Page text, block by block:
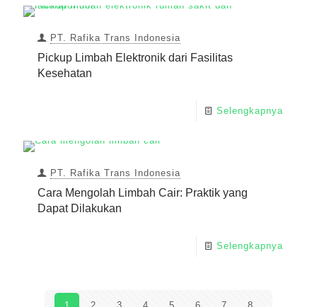
PT. Rafika Trans Indonesia
Pickup Limbah Elektronik dari Fasilitas
Kesehatan
Selengkapnya
PT. Rafika Trans Indonesia
Cara Mengolah Limbah Cair: Praktik yang
Dapat Dilakukan
Selengkapnya